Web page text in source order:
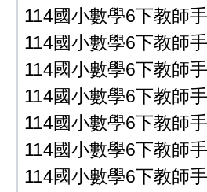
114國小數學6下教師
114國小數學6下教師
114國小數學6下教師
114國小數學6下教師
114國小數學6下教師
114國小數學6下教師
114國小數學6下教師